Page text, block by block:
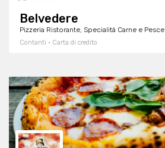
Belvedere
Pizzeria Ristorante, Specialità Carne e Pesce
Contanti · Carta di credito